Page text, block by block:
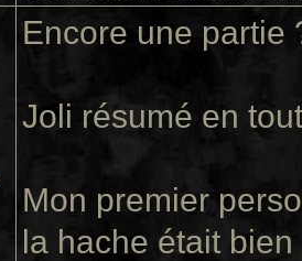
Encore une partie
Joli résumé en
Mon premier
la hache était bien